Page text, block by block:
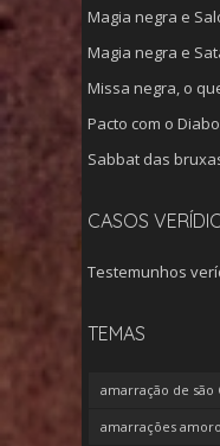
Magia negra e
Magia negra e
Missa negra, o
Pacto com o Diabo
Sabbat das
CASOS
Testemunhos
TEMAS
amarração de são
amarrações